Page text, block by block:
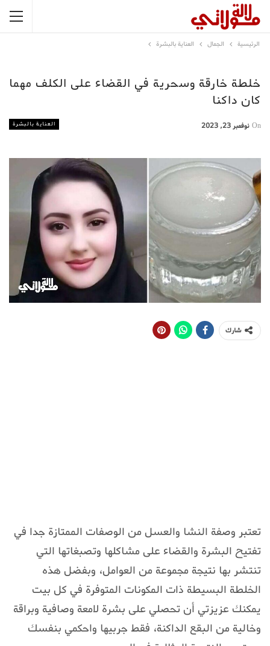
الرئيسية الجمال العناية بالبشرة
خلطة خارقة وسحرية في القضاء على الكلف مهما
كان داكنا
العناية بالبشرة On نوفمبر 23, 2023
شارك
تعتبر وصفة النشا والعسل من الوصفات الممتازة جدا في
تفتيح البشرة والقضاء على مشاكلها وتصبغاتها التي
تنتشر بها نتيجة مجموعة من العوامل، وبفضل هذه
الخلطة البسيطة ذات المكونات المتوفرة في كل بيت
يمكنك عزيزتي أن تحصلي على بشرة لامعة وصافية وبراقة
وخالية من البقع الداكنة، فقط جربيها واحكمي بنفسك